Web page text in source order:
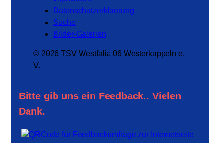
Datenschutzerklaerung
Suche
Bilder-Galerien
© 2026 TSV Westfalia 06 Westerkappeln e.
V.
Bitte gib uns ein Feedback.. Vielen
Dank.